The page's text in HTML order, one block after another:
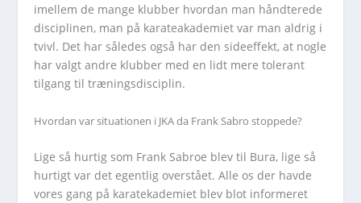
imellem de mange klubber hvordan man håndterede
disciplinen, man på karateakademiet var man aldrig i
tvivl. Det har således også har den sideeffekt, at nogle
har valgt andre klubber med en lidt mere tolerant
tilgang til træningsdisciplin.
Hvordan var situationen i JKA da Frank Sabro stoppede?
Lige så hurtig som Frank Sabroe blev til Bura, lige så
hurtigt var det egentlig overstået. Alle os der havde
vores gang på karatekademiet blev blot informeret